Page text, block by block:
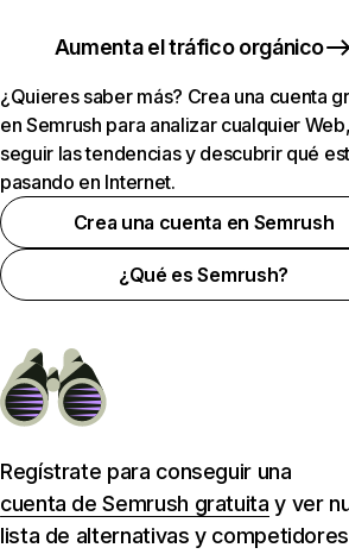
Aumenta el tráfico orgánico
¿Quieres saber más? Crea una cuenta
en Semrush para analizar cualquier
seguir las tendencias y descubrir qué
pasando en Internet.
Crea una cuenta en Semrush
¿Qué es Semrush?
Regístrate para conseguir una
cuenta de Semrush gratuita y ver
lista de alternativas y